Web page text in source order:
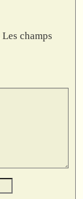
Les champs